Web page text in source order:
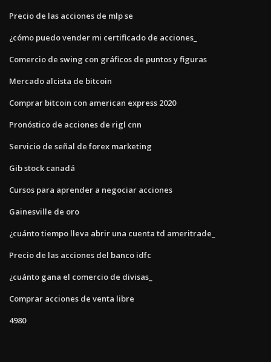
Precio de las acciones de mlp se
¿cómo puedo vender mi certificado de acciones_
Comercio de swing con gráficos de puntos y figuras
Mercado alcista de bitcoin
Comprar bitcoin con american express 2020
Pronóstico de acciones de rigl cnn
Servicio de señal de forex marketing
Gib stock canadá
Cursos para aprender a negociar acciones
Gainesville de oro
¿cuánto tiempo lleva abrir una cuenta td ameritrade_
Precio de las acciones del banco idfc
¿cuánto gana el comercio de divisas_
Comprar acciones de venta libre
4980